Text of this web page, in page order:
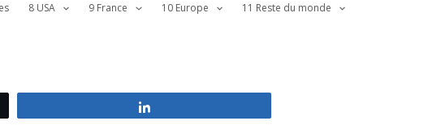
8 USA 9 France 10 Europe 11 Reste du monde